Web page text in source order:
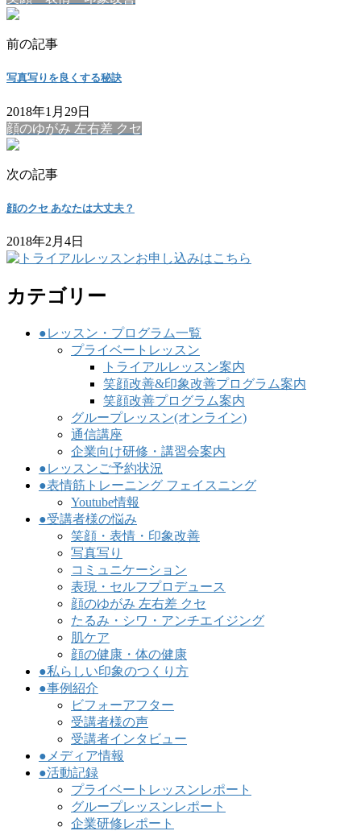
前の記事
写真写りを良くする秘訣
2018年1月29日
顔のゆがみ 左右差 クセ
次の記事
顔のクセ あなたは大丈夫？
2018年2月4日
カテゴリー
●レッスン・プログラム一覧
プライベートレッスン
トライアルレッスン案内
笑顔改善&印象改善プログラム案内
笑顔改善プログラム案内
グループレッスン(オンライン)
通信講座
企業向け研修・講習会案内
●レッスンご予約状況
●表情筋トレーニング フェイスニング
Youtube情報
●受講者様の悩み
笑顔・表情・印象改善
写真写り
コミュニケーション
表現・セルフプロデュース
顔のゆがみ 左右差 クセ
たるみ・シワ・アンチエイジング
肌ケア
顔の健康・体の健康
●私らしい印象のつくり方
●事例紹介
ビフォーアフター
受講者様の声
受講者インタビュー
●メディア情報
●活動記録
プライベートレッスンレポート
グループレッスンレポート
企業研修レポート